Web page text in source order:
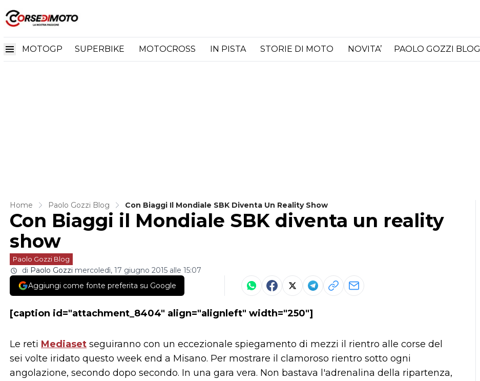
MOTOGP SUPERBIKE MOTOCROSS IN PISTA STORIE DI MOTO NOVITA’ PAOLO GOZZI BLOG
Home Paolo Gozzi Blog Con Biaggi Il Mondiale SBK Diventa Un Reality Show
Con Biaggi il Mondiale SBK diventa un reality
show
Paolo Gozzi Blog
di Paolo Gozzi mercoledì, 17 giugno 2015 alle 15:07
Aggiungi come fonte preferita su Google
[caption id="attachment_8404" align="alignleft" width="250"]
Le reti Mediaset seguiranno con un eccezionale spiegamento di mezzi il rientro alle corse del
sei volte iridato questo week end a Misano. Per mostrare il clamoroso rientro sotto ogni
angolazione, secondo dopo secondo. In una gara vera. Non bastava l'adrenalina della ripartenza,